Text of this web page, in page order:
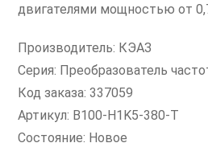
двигателями мощностью от
Производитель: КЭАЗ
Серия: Преобразователь
Код заказа: 337059
Артикул: B100-H1K5-380-T
Состояние: Новое